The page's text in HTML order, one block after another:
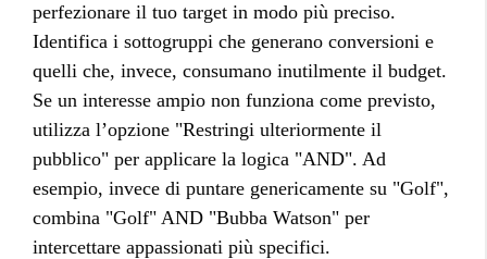
perfezionare il tuo target in modo più preciso.
Identifica i sottogruppi che generano conversioni e
quelli che, invece, consumano inutilmente il budget.
Se un interesse ampio non funziona come previsto,
utilizza l’opzione "Restringi ulteriormente il
pubblico" per applicare la logica "AND". Ad
esempio, invece di puntare genericamente su "Golf",
combina "Golf" AND "Bubba Watson" per
intercettare appassionati più specifici.